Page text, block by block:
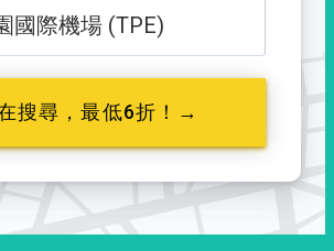
國際機場 (TPE)
搜尋，最低6折！→